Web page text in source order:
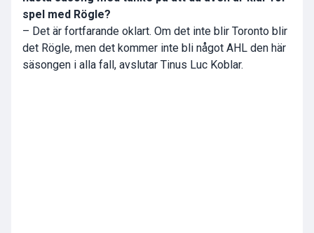
spel med Rögle?
– Det är fortfarande oklart. Om det inte blir Toronto blir
det Rögle, men det kommer inte bli något AHL den här
säsongen i alla fall, avslutar Tinus Luc Koblar.